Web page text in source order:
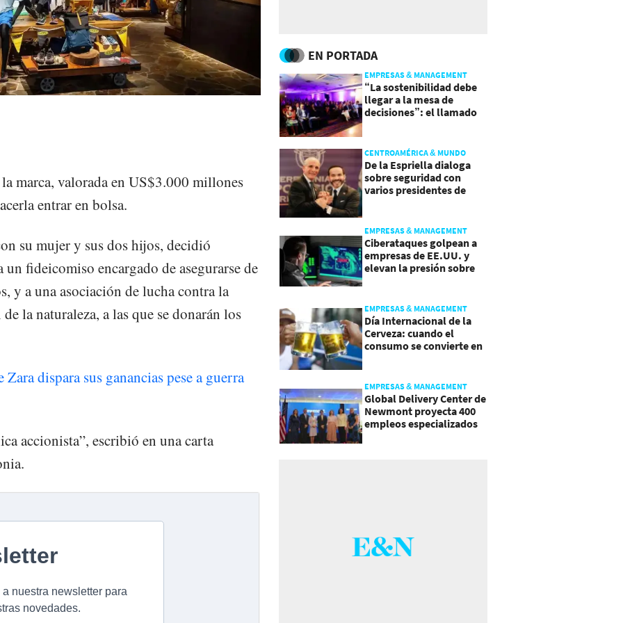
marca, valorada en US$3.000 millones
entrar en bolsa.
su mujer y sus dos hijos, decidió
fideicomiso encargado de asegurarse de
y a una asociación de lucha contra la
la naturaleza, a las que se donarán los
dispara sus ganancias pese a guerra
accionista”, escribió en una carta
EN PORTADA
EMPRESAS & MANAGEMENT
“La sostenibilidad debe
llegar a la mesa de
decisiones”: el llamado
CENTROAMÉRICA & MUNDO
De la Espriella dialoga
sobre seguridad con
varios presidentes de
EMPRESAS & MANAGEMENT
Ciberataques golpean a
empresas de EE.UU. y
elevan la presión sobre
EMPRESAS & MANAGEMENT
Día Internacional de la
Cerveza: cuando el
consumo se convierte en
EMPRESAS & MANAGEMENT
Global Delivery Center de
Newmont proyecta 400
empleos especializados